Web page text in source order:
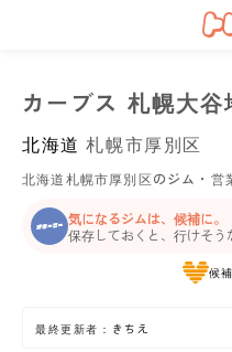
カーブス 札幌大谷
北海道 札幌市厚別区
北海道札幌市厚別区のジム・営
気になるジムは、候補に。
保存しておくと、行けそう
候
最終更新者：きちえ